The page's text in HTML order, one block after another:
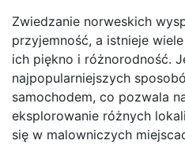
Zwiedzanie norweskich
przyjemność, a istnieje
ich piękno i różnorodność.
najpopularniejszych
samochodem, co pozwala
eksplorowanie różnych
się w malowniczych